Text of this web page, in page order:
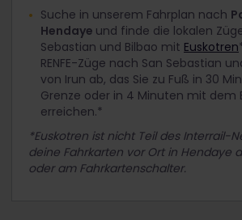
Suche in unserem Fahrplan nach
Hendaye und finde die lokalen
Sebastian und Bilbao mit Euskotren
RENFE-Züge nach San Sebastian
von Irun ab, das Sie zu Fuß in 30
Grenze oder in 4 Minuten mit dem
erreichen.*
*Euskotren ist nicht Teil des Interrail-
deine Fahrkarten vor Ort in Hendaye
oder am Fahrkartenschalter.